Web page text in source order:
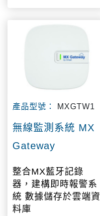
產品型號： MXGTW1
無線監測系統 MX
Gateway
整合MX藍牙記錄
器，建構即時報警系
統 數據儲存於雲端資
料庫